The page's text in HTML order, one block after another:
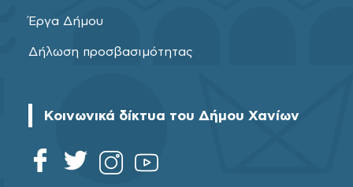
Έργα Δήμου
Δήλωση προσβασιμότητας
Κοινωνικά δίκτυα του Δήμου Χανίων